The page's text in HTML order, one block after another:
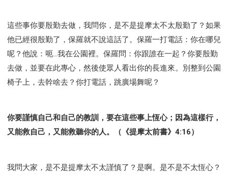
這些事你要殷勤去做，我問你，是不是提摩太不太殷勤了？如果
他已經很殷勤了，保羅就不說這話了。保羅一打電話：你在哪兒
呢？他說：呃...我在公園裡。保羅問：你跟誰在一起？你要殷勤
去做，並要在此專心，然後使眾人看出你的長進來。別整到公園
椅子上，去幹啥去？你打電話，跳廣場舞呢？
你要謹慎自己和自己的教訓，要在這些事上恆心；因為這樣行，
又能救自己，又能救聽你的人。（《提摩太前書》4:16）
我問大家，是不是提摩太不太謹慎了？是啊。是不是不太恆心？